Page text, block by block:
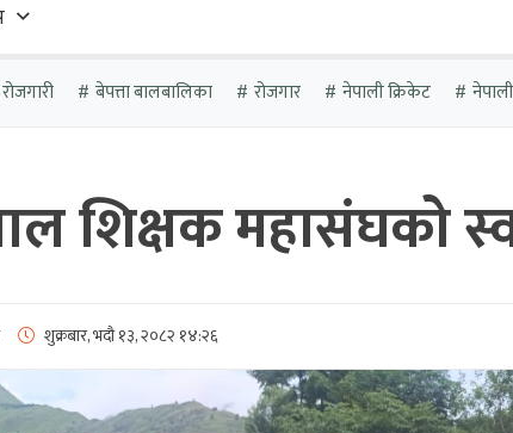
बेपत्ता बालबालिका रोजगार नेपाली क्रिकेट
शिक्षक महासंघको
शुक्रबार, भदौ १३, २०८२ १४:२६